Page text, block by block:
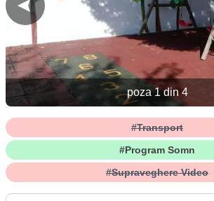
poza 1 din 4
#Transport
#Program Somn
#Supraveghere Video